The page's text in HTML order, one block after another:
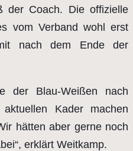
der Coach. Die offizielle
vom Verband wohl erst
nach dem Ende der
der Blau-Weißen nach
Kader machen
hätten aber gerne noch
erklärt Weitkamp.